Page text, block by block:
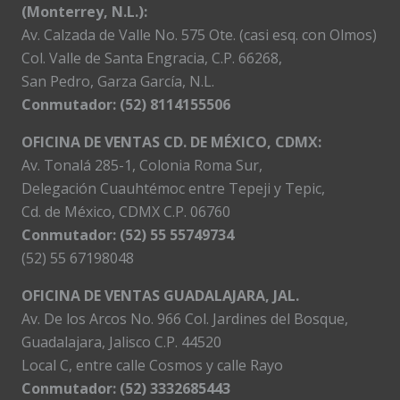
(Monterrey, N.L.):
Av. Calzada de Valle No. 575 Ote. (casi esq. con Olmos)
Col. Valle de Santa Engracia, C.P. 66268,
San Pedro, Garza García, N.L.
Conmutador: (52) 8114155506
OFICINA DE VENTAS CD. DE MÉXICO, CDMX:
Av. Tonalá 285-1, Colonia Roma Sur,
Delegación Cuauhtémoc entre Tepeji y Tepic,
Cd. de México, CDMX C.P. 06760
Conmutador: (52) 55 55749734
(52) 55 67198048
OFICINA DE VENTAS GUADALAJARA, JAL.
Av. De los Arcos No. 966 Col. Jardines del Bosque,
Guadalajara, Jalisco C.P. 44520
Local C, entre calle Cosmos y calle Rayo
Conmutador: (52) 3332685443